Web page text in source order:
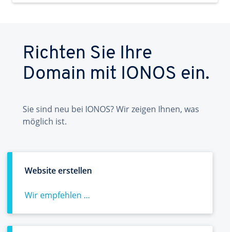
Richten Sie Ihre
Domain mit IONOS ein.
Sie sind neu bei IONOS? Wir zeigen Ihnen, was
möglich ist.
Website erstellen
Wir empfehlen ...